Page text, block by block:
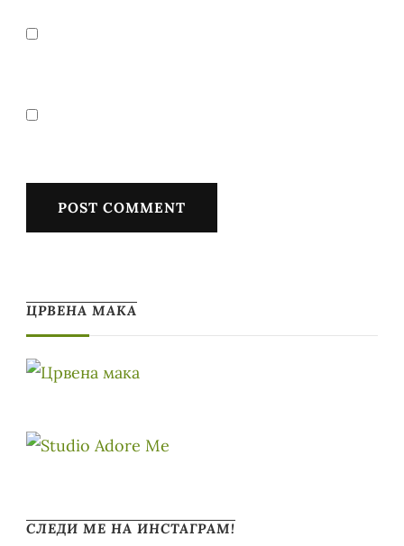
ЦРВЕНА МАКА
СЛЕДИ МЕ НА ИНСТАГРАМ!